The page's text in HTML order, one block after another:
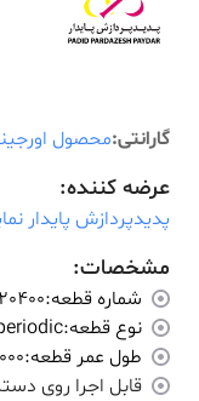
گارانتی:محصول
عرضه کننده:
پدیدپردازش پایدار
مشخصات:
شماره قطعه:
نوع قطعه:
طول عمر قطعه:
قابل اجرا روی